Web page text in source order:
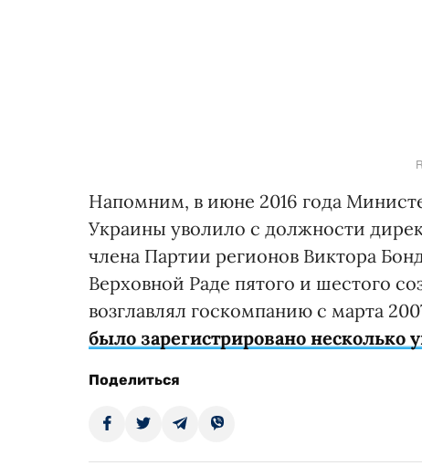
Напомним, в июне 2016 года
Украины уволило с должности
члена Партии регионов Виктора
Верховной Раде пятого и шестого
возглавлял госкомпанию с марта
было зарегистрировано несколько
Поделиться